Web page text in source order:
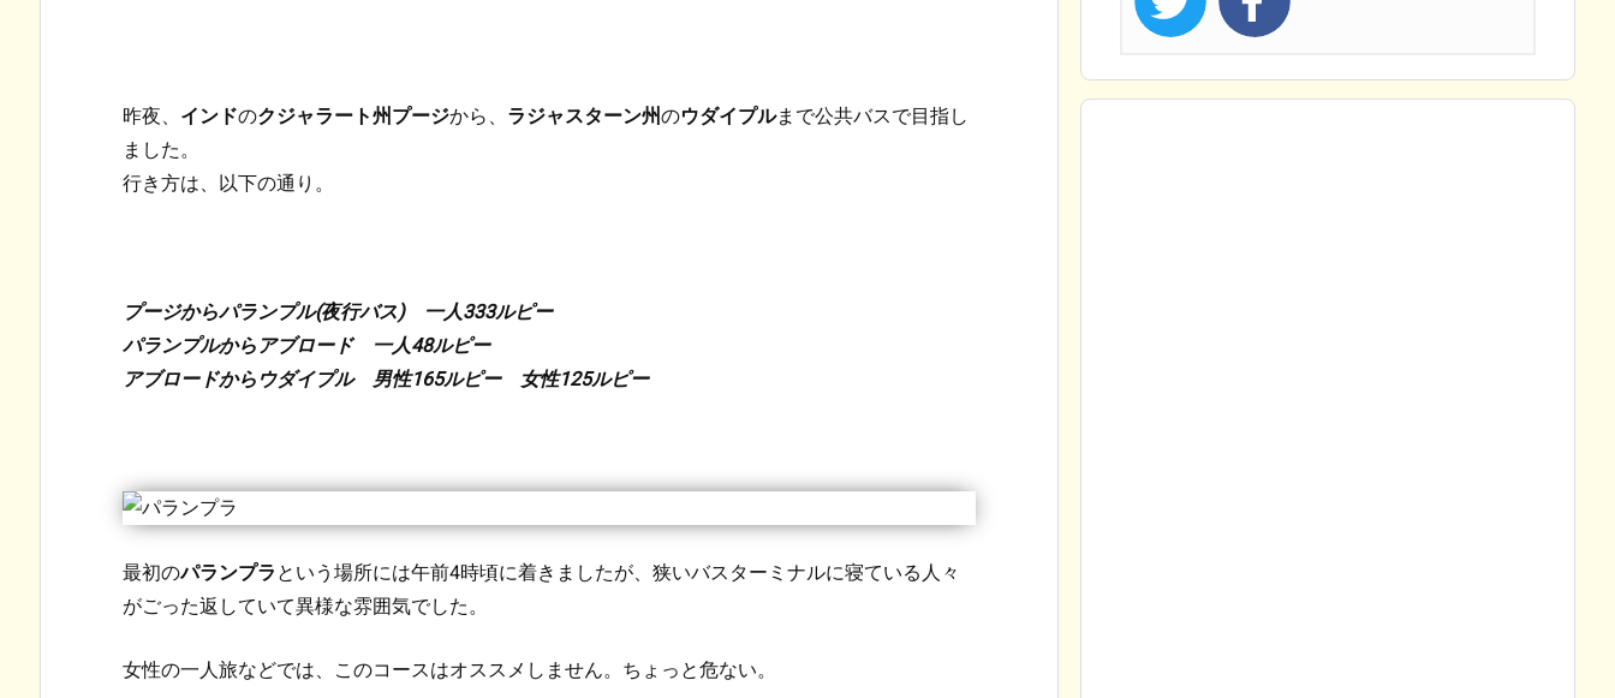
昨夜、 インドのクジャラート州プージから、 ラジャスターン州のウダイプルまで公共バスで目指し
ました。
行き方は、以下の通り。
プージからパランプル(夜行バス) 一人333ルピー
パランプルからアブロード 一人48ルピー
アブロードからウダイプル 男性165ルピー 女性125ルピー
最初のパランプラ という場所には午前4時頃に着きましたが、狭いバスターミナルに寝ている人々
がごった返していて異様な雰囲気でした。
女性の一人旅などでは、このコースはオススメしません。ちょっと危ない。